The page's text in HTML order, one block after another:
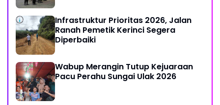
Infrastruktur Prioritas 2026, Jalan
Ranah Pemetik Kerinci Segera
Diperbaiki
Wabup Merangin Tutup Kejuaraan
Pacu Perahu Sungai Ulak 2026